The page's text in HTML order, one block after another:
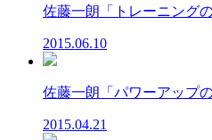
佐藤一朗「トレーニング
2015.06.10
佐藤一朗「パワーアップ
2015.04.21